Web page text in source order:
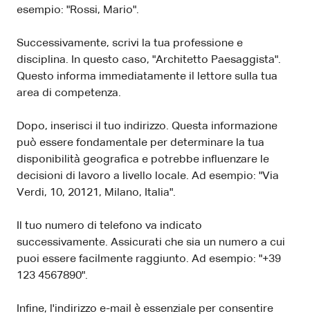
esempio: "Rossi, Mario".
Successivamente, scrivi la tua professione e
disciplina. In questo caso, "Architetto Paesaggista".
Questo informa immediatamente il lettore sulla tua
area di competenza.
Dopo, inserisci il tuo indirizzo. Questa informazione
può essere fondamentale per determinare la tua
disponibilità geografica e potrebbe influenzare le
decisioni di lavoro a livello locale. Ad esempio: "Via
Verdi, 10, 20121, Milano, Italia".
Il tuo numero di telefono va indicato
successivamente. Assicurati che sia un numero a cui
puoi essere facilmente raggiunto. Ad esempio: "+39
123 4567890".
Infine, l'indirizzo e-mail è essenziale per consentire